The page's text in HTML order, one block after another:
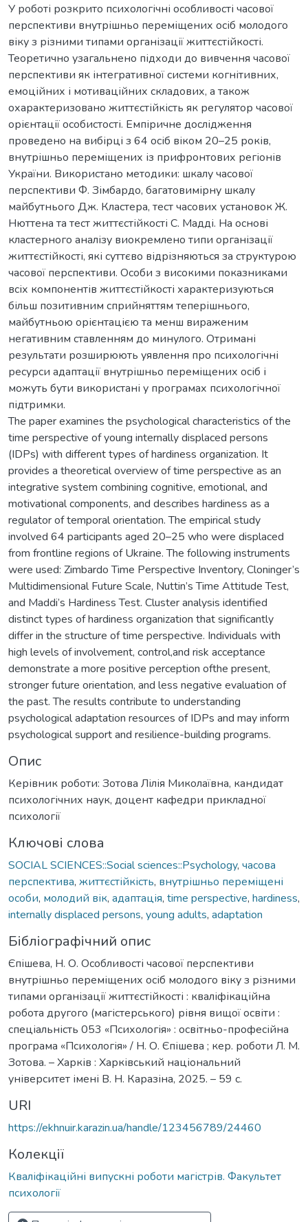
У роботі розкрито психологічні особливості часової
перспективи внутрішньо переміщених осіб молодого
віку з різними типами організації життєстійкості.
Теоретично узагальнено підходи до вивчення часової
перспективи як інтегративної системи когнітивних,
емоційних і мотиваційних складових, а також
охарактеризовано життєстійкість як регулятор часової
орієнтації особистості. Емпіричне дослідження
проведено на вибірці з 64 осіб віком 20–25 років,
внутрішньо переміщених із прифронтових регіонів
України. Використано методики: шкалу часової
перспективи Ф. Зімбардо, багатовимірну шкалу
майбутнього Дж. Кластера, тест часових установок Ж.
Нюттена та тест життєстійкості С. Мадді. На основі
кластерного аналізу виокремлено типи організації
життєстійкості, які суттєво відрізняються за структурою
часової перспективи. Особи з високими показниками
всіх компонентів життєстійкості характеризуються
більш позитивним сприйняттям теперішнього,
майбутньою орієнтацією та менш вираженим
негативним ставленням до минулого. Отримані
результати розширюють уявлення про психологічні
ресурси адаптації внутрішньо переміщених осіб і
можуть бути використані у програмах психологічної
підтримки.
The paper examines the psychological characteristics of the
time perspective of young internally displaced persons
(IDPs) with different types of hardiness organization. It
provides a theoretical overview of time perspective as an
integrative system combining cognitive, emotional, and
motivational components, and describes hardiness as a
regulator of temporal orientation. The empirical study
involved 64 participants aged 20–25 who were displaced
from frontline regions of Ukraine. The following instruments
were used: Zimbardo Time Perspective Inventory, Cloninger’s
Multidimensional Future Scale, Nuttin’s Time Attitude Test,
and Maddi’s Hardiness Test. Cluster analysis identified
distinct types of hardiness organization that significantly
differ in the structure of time perspective. Individuals with
high levels of involvement, control,and risk acceptance
demonstrate a more positive perception ofthe present,
stronger future orientation, and less negative evaluation of
the past. The results contribute to understanding
psychological adaptation resources of IDPs and may inform
psychological support and resilience-building programs.
Опис
Керівник роботи: Зотова Лілія Миколаївна, кандидат
психологічних наук, доцент кафедри прикладної
психології
Ключові слова
SOCIAL SCIENCES::Social sciences::Psychology, часова
перспектива, життєстійкість, внутрішньо переміщені
особи, молодий вік, адаптація, time perspective, hardiness,
internally displaced persons, young adults, adaptation
Бібліографічний опис
Єпішева, Н. О. Особливості часової перспективи
внутрішньо переміщених осіб молодого віку з різними
типами організації життєстійкості : кваліфікаційна
робота другого (магістерського) рівня вищої освіти :
спеціальність 053 «Психологія» : освітньо-професійна
програма «Психологія» / Н. О. Єпішева ; кер. роботи Л. М.
Зотова. – Харків : Харківський національний
університет імені В. Н. Каразіна, 2025. – 59 с.
URI
https://ekhnuir.karazin.ua/handle/123456789/24460
Колекції
Кваліфікаційні випускні роботи магістрів. Факультет
психології